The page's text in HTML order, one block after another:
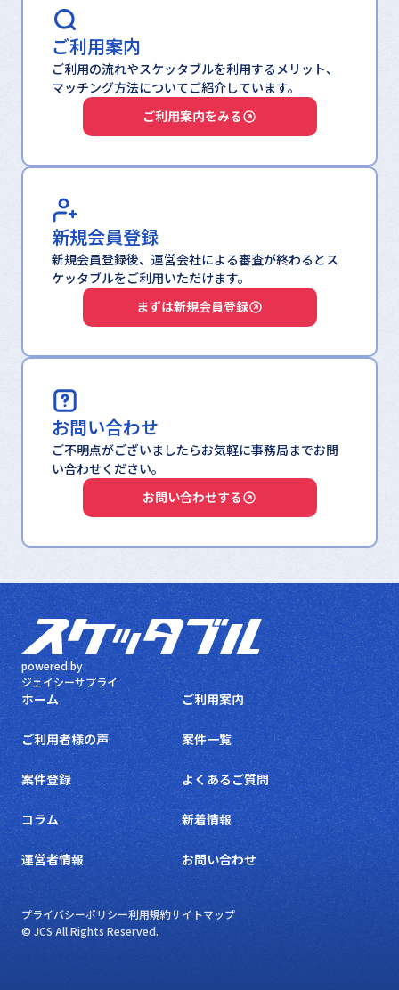
ご利用案内
ご利用の流れやスケッタブルを利用するメリット、
マッチング方法についてご紹介しています。
ご利用案内をみる
新規会員登録
新規会員登録後、運営会社による審査が終わるとス
ケッタブルをご利用いただけます。
まずは新規会員登録
お問い合わせ
ご不明点がございましたらお気軽に事務局までお問
い合わせください。
お問い合わせする
powered by
ジェイシーサプライ
ホーム ご利用案内
ご利用者様の声 案件一覧
案件登録 よくあるご質問
コラム 新着情報
運営者情報 お問い合わせ
© JCS All Rights Reserved.
プライバシーポリシー利用規約サイトマップ